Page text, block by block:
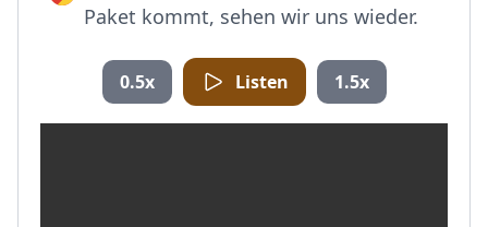
Paket kommt, sehen wir uns wieder.
0.5x Listen 1.5x